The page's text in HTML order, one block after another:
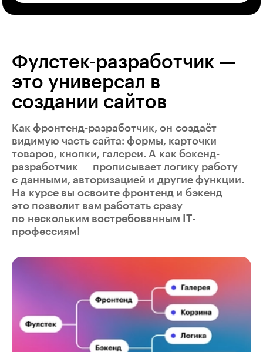
Фулстек-разработчик —
это универсал в
создании сайтов
Как фронтенд-разработчик, он создаёт
видимую часть сайта: формы, карточки
товаров, кнопки, галереи. А как бэкенд-
разработчик — прописывает логику работу
с данными, авторизацией и другие функции.
На курсе вы освоите фронтенд и бэкенд —
это позволит вам работать сразу
по нескольким востребованным IT-
профессиям!